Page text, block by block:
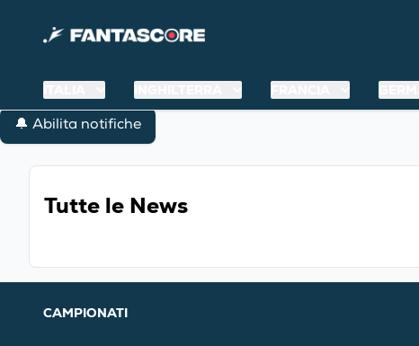
🔔 Abilita notifiche
Tutte le News
CAMPIONATI